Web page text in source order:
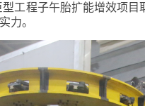
型工程子午胎扩能增效项
力。